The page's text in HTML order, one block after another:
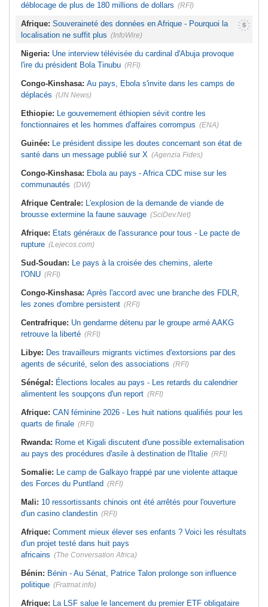
déblocage de plus de 180 millions de dollars (RFI)
Afrique: Souveraineté des données en Afrique - Pourquoi la
localisation ne suffit plus (InfoWire)
Nigeria: Une interview télévisée du cardinal d'Abuja provoque
l'ire du président Bola Tinubu (RFI)
Congo-Kinshasa: Au pays, Ebola s'invite dans les camps de
déplacés (UN News)
Ethiopie: Le gouvernement éthiopien sévit contre les
fonctionnaires et les hommes d'affaires corrompus (ENA)
Guinée: Le président dissipe les doutes concernant son état de
santé dans un message publié sur X (Agenzia Fides)
Congo-Kinshasa: Ebola au pays - Africa CDC mise sur les
communautés (DW)
Afrique Centrale: L'explosion de la demande de viande de
brousse extermine la faune sauvage (SciDev.Net)
Afrique: Etats généraux de l'assurance pour tous - Le pacte de
rupture (Lejecos.com)
Sud-Soudan: Le pays à la croisée des chemins, alerte
l'ONU (RFI)
Congo-Kinshasa: Après l'accord avec une branche des FDLR,
les zones d'ombre persistent (RFI)
Centrafrique: Un gendarme détenu par le groupe armé AAKG
retrouve la liberté (RFI)
Libye: Des travailleurs migrants victimes d'extorsions par des
agents de sécurité, selon des associations (RFI)
Sénégal: Élections locales au pays - Les retards du calendrier
alimentent les soupçons d'un report (RFI)
Afrique: CAN féminine 2026 - Les huit nations qualifiés pour les
quarts de finale (RFI)
Rwanda: Rome et Kigali discutent d'une possible externalisation
au pays des procédures d'asile à destination de l'Italie (RFI)
Somalie: Le camp de Galkayo frappé par une violente attaque
des Forces du Puntland (RFI)
Mali: 10 ressortissants chinois ont été arrêtés pour l'ouverture
d'un casino clandestin (RFI)
Afrique: Comment mieux élever ses enfants ? Voici les résultats
d'un projet testé dans huit pays
africains (The Conversation Africa)
Bénin: Bénin - Au Sénat, Patrice Talon prolonge son influence
politique (Fratmat.info)
Afrique: La LSF salue le lancement du premier ETF obligataire